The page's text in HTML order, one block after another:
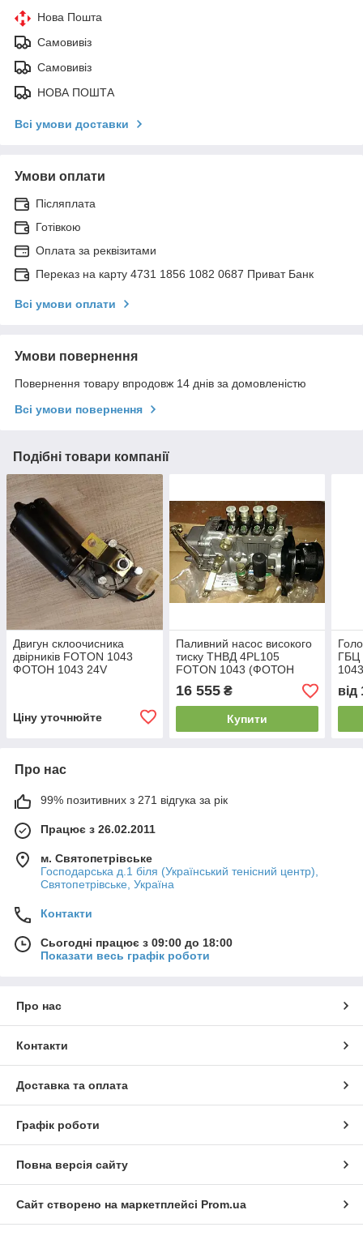
Нова Пошта
Самовивіз
Самовивіз
НОВА ПОШТА
Всі умови доставки
Умови оплати
Післяплата
Готівкою
Оплата за реквізитами
Переказ на карту 4731 1856 1082 0687 Приват Банк
Всі умови оплати
Умови повернення
Повернення товару впродовж 14 днів за домовленістю
Всі умови повернення
Подібні товари компанії
Двигун склоочисника
двірників FOTON 1043
ФОТОН 1043 24V
Ціну уточнюйте
Паливний насос високого
тиску ТНВД 4PL105
FOTON 1043 (ФОТОН
1043 V = 3.7)
16 555₴
Купити
ГБЦ
від
Про нас
99% позитивних з 271 відгука за рік
Працює з 26.02.2011
м. Святопетрівське
Господарська д.1 біля (Український тенісний центр),
Святопетрівське, Україна
Контакти
Сьогодні працює з 09:00 до 18:00
Показати весь графік роботи
Про нас
Контакти
Доставка та оплата
Графік роботи
Повна версія сайту
Сайт створено на маркетплейсі Prom.ua